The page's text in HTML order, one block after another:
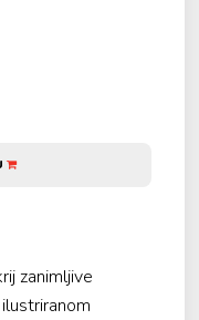
zanimljive